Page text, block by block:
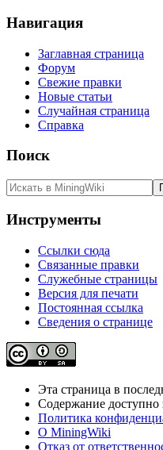
Навигация
Заглавная страница
Форум
Свежие правки
Новые статьи
Случайная страница
Справка
Поиск
Инструменты
Ссылки сюда
Связанные правки
Служебные страницы
Версия для печати
Постоянная ссылка
Сведения о странице
Эта страница в
Содержание доступно
Политика
О MiningWiki
Отказ от